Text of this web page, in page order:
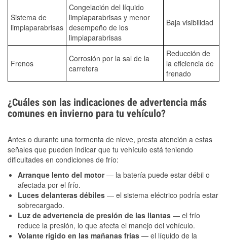
Sistema de
limpiaparabrisas
Congelación del líquido
limpiaparabrisas y menor
desempeño de los
limpiaparabrisas
Baja visibilidad
Frenos
Corrosión por la sal de la
carretera
Reducción de
la eficiencia de
frenado
¿Cuáles son las indicaciones de advertencia más
comunes en invierno para tu vehículo?
Antes o durante una tormenta de nieve, presta atención a estas
señales que pueden indicar que tu vehículo está teniendo
dificultades en condiciones de frío:
Arranque lento del motor— la batería puede estar débil o
afectada por el frío.
Luces delanteras débiles — el sistema eléctrico podría estar
sobrecargado.
Luz de advertencia de presión de las llantas — el frío
reduce la presión, lo que afecta el manejo del vehículo.
Volante rígido en las mañanas frías — el líquido de la